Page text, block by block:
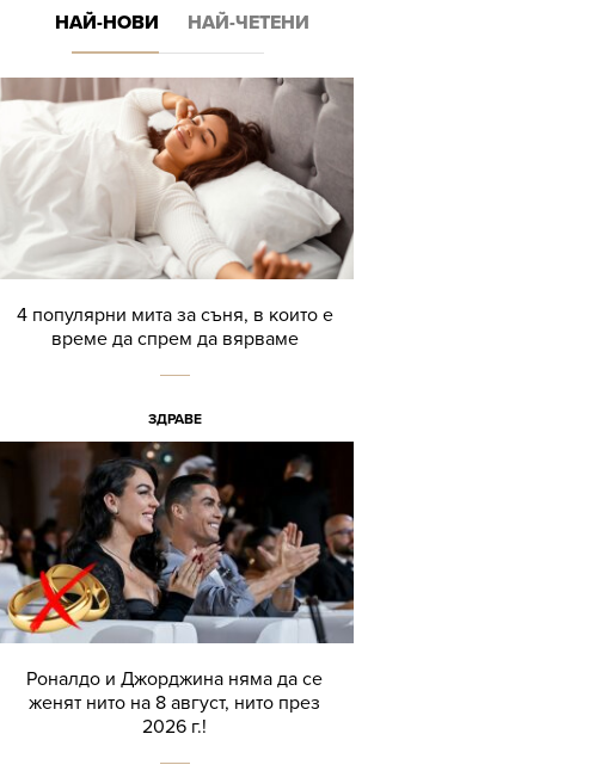
НАЙ-НОВИ НАЙ-ЧЕТЕНИ
4 популярни мита за съня, в които е
време да спрем да вярваме
ЗДРАВЕ
Роналдо и Джорджина няма да се
женят нито на 8 август, нито през
2026 г.!